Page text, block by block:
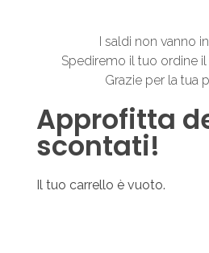
I saldi non vanno
Spediremo il tuo ordine
Grazie per la tua
Approfitta
scontati!
Il tuo carrello è vuoto.